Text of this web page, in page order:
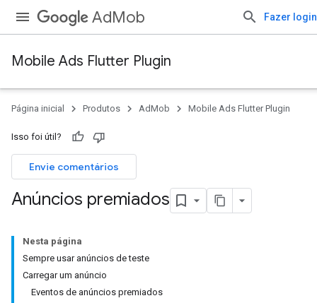
AdMob Fazer login
Mobile Ads Flutter Plugin
Página inicial Produtos AdMob Mobile Ads Flutter Plugin
Isso foi útil?
Envie comentários
Anúncios premiados
Nesta página
Sempre usar anúncios de teste
Carregar um anúncio
Eventos de anúncios premiados